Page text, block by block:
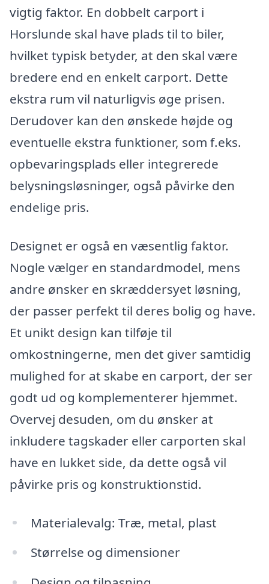
vigtig faktor. En dobbelt carport i
Horslunde skal have plads til to biler,
hvilket typisk betyder, at den skal være
bredere end en enkelt carport. Dette
ekstra rum vil naturligvis øge prisen.
Derudover kan den ønskede højde og
eventuelle ekstra funktioner, som f.eks.
opbevaringsplads eller integrerede
belysningsløsninger, også påvirke den
endelige pris.
Designet er også en væsentlig faktor.
Nogle vælger en standardmodel, mens
andre ønsker en skræddersyet løsning,
der passer perfekt til deres bolig og have.
Et unikt design kan tilføje til
omkostningerne, men det giver samtidig
mulighed for at skabe en carport, der ser
godt ud og komplementerer hjemmet.
Overvej desuden, om du ønsker at
inkludere tagskader eller carporten skal
have en lukket side, da dette også vil
påvirke pris og konstruktionstid.
Materialevalg: Træ, metal, plast
Størrelse og dimensioner